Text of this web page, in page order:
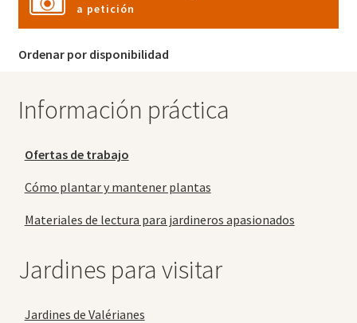
a petición
Ordenar por disponibilidad
Información práctica
Ofertas de trabajo
Cómo plantar y mantener plantas
Materiales de lectura para jardineros apasionados
Jardines para visitar
Jardines de Valérianes